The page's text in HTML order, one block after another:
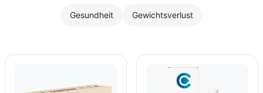
Gesundheit Gewichtsverlust